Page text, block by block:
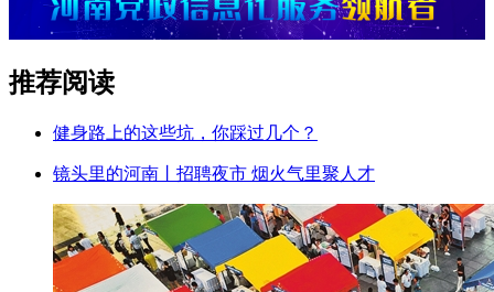
推荐阅读
健身路上的这些坑，你踩过几个？
镜头里的河南丨招聘夜市 烟火气里聚人才